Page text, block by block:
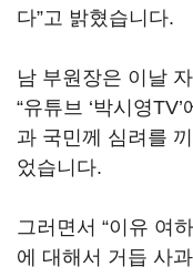
다”고 밝혔습니다.
남 부원장은 이날
“유튜브 ‘박시영
과 국민께 심려를
었습니다.
그러면서 “이유 여
에 대해서 거듭 사